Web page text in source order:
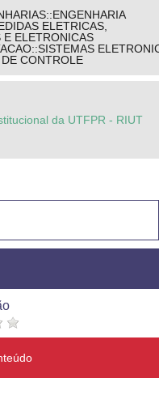
ELETRICAS,
E ELETRONICAS
CONTROLE
da UTFPR - RIUT